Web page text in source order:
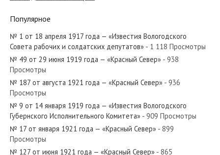
№ 290 от декабря 1969 года — «Красный Север»
№ 35 от февраля 1951 года — «Красный Север»
Популярное
№ 1 от 18 апреля 1917 года — «Известия Вологодского
Совета рабочих и солдатских депутатов» - 1 118 Просмотры
№ 49 от 29 июня 1919 года — «Красный Север» - 938
Просмотры
№ 187 от августа 1921 года — «Красный Север» - 936
Просмотры
№ 9 от 14 января 1919 года — «Известия Вологодского
Губернского Исполнительного Комитета» - 909 Просмотры
№ 17 от января 1921 года — «Красный Север» - 899
Просмотры
№ 127 от июня 1921 года — «Красный Север» - 865